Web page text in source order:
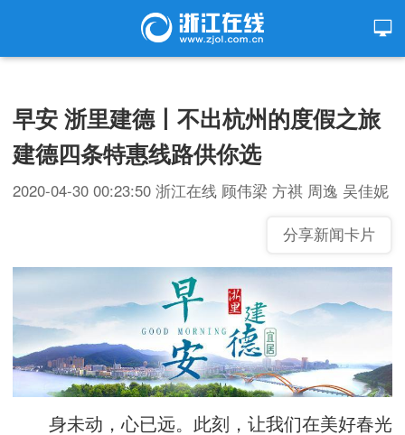
早安 浙里建德丨不出杭州的度假之旅
建德四条特惠线路供你选
2020-04-30 00:23:50 浙江在线 顾伟梁 方祺 周逸 吴佳妮
分享新闻卡片
身未动，心已远。此刻，让我们在美好春光